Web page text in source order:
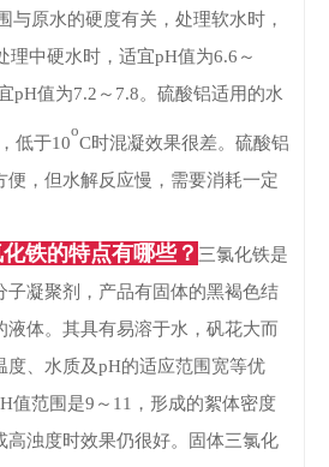
与原水的硬度有关，处理软水时，
理中硬水时，适宜pH值为6.6～
pH值为7.2～7.8。硫酸铝适用的水
低于10
o
C时混凝效果很差。硫酸铝
便，但水解反应慢，需要消耗一定
铁的特点有哪些？ 三氯化铁是
子凝聚剂，产品有固体的黑褐色结
体。 其具有易溶于水，矾花大而
度、水质及pH的适应范围宽等优
值范围是9～11，形成的絮体密度
浊度时效果仍很好。 固体三氯化